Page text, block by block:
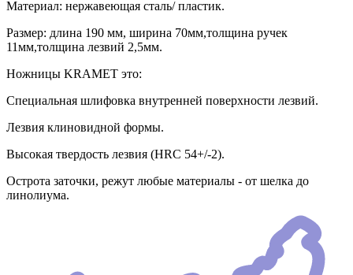
Материал: нержавеющая сталь/ пластик.
Размер: длина 190 мм, ширина 70мм,толщина ручек
11мм,толщина лезвий 2,5мм.
Ножницы KRAMET это:
Специальная шлифовка внутренней поверхности лезвий.
Лезвия клиновидной формы.
Высокая твердость лезвия (HRC 54+/-2).
Острота заточки, режут любые материалы - от шелка до
линолиума.